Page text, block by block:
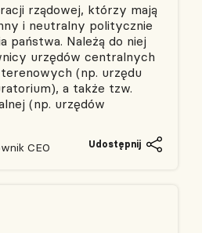
rządowej, którzy mają
i neutralny politycznie
państwa. Należą do niej
urzędów centralnych
(np. urzędu
a także tzw.
(np. urzędów
CEO Udostępnij